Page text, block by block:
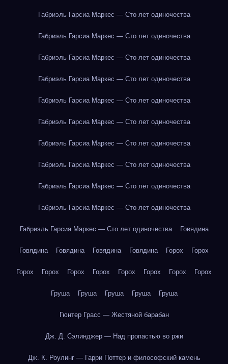
Габриэль Гарсиа Маркес — Сто лет одиночества
Габриэль Гарсиа Маркес — Сто лет одиночества
Габриэль Гарсиа Маркес — Сто лет одиночества
Габриэль Гарсиа Маркес — Сто лет одиночества
Габриэль Гарсиа Маркес — Сто лет одиночества
Габриэль Гарсиа Маркес — Сто лет одиночества
Габриэль Гарсиа Маркес — Сто лет одиночества
Габриэль Гарсиа Маркес — Сто лет одиночества
Габриэль Гарсиа Маркес — Сто лет одиночества
Габриэль Гарсиа Маркес — Сто лет одиночества
Габриэль Гарсиа Маркес — Сто лет одиночества Говядина
Говядина Говядина Говядина Говядина Горох Горох
Горох Горох Горох Горох Горох Горох Горох Горох
Груша Груша Груша Груша Груша
Гюнтер Грасс — Жестяной барабан
Дж. Д. Сэлинджер — Над пропастью во ржи
Дж. К. Роулинг — Гарри Поттер и философский камень